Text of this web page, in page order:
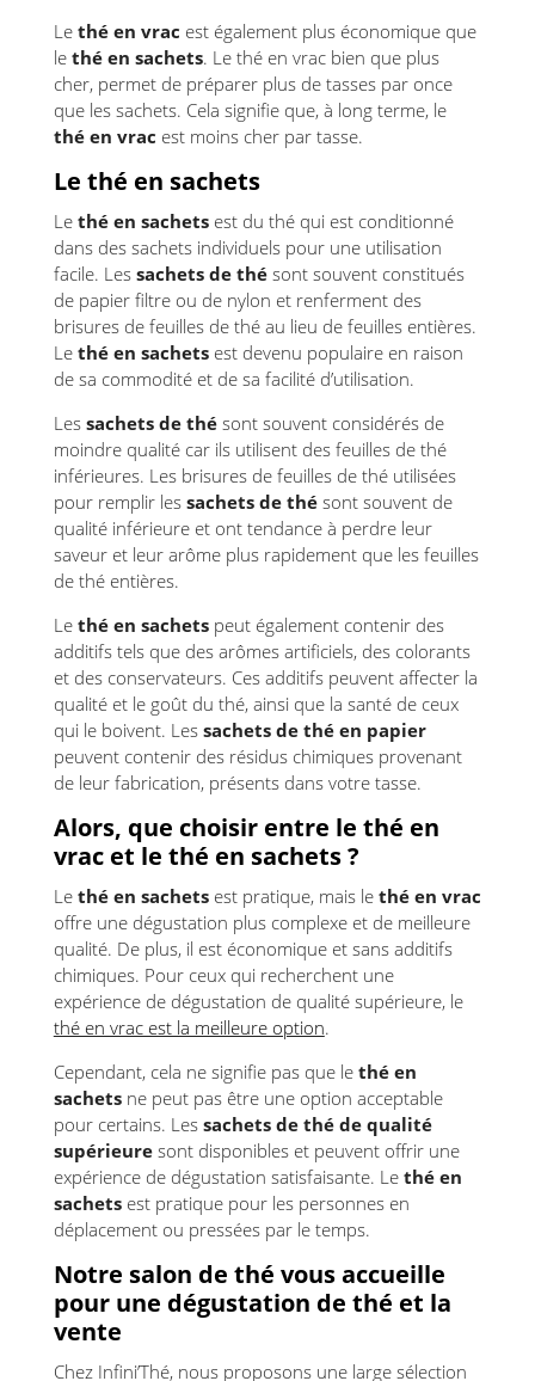
Le thé en vrac est également plus économique que
le thé en sachets. Le thé en vrac bien que plus
cher, permet de préparer plus de tasses par once
que les sachets. Cela signifie que, à long terme, le
thé en vrac est moins cher par tasse.
Le thé en sachets
Le thé en sachetsest du thé qui est conditionné
dans des sachets individuels pour une utilisation
facile. Les sachets de thésont souvent constitués
de papier filtre ou de nylon et renferment des
brisures de feuilles de thé au lieu de feuilles entières.
Le thé en sachetsest devenu populaire en raison
de sa commodité et de sa facilité d’utilisation.
Les sachets de thésont souvent considérés de
moindre qualité car ils utilisent des feuilles de thé
inférieures. Les brisures de feuilles de thé utilisées
pour remplir les sachets de thésont souvent de
qualité inférieure et ont tendance à perdre leur
saveur et leur arôme plus rapidement que les feuilles
de thé entières.
Le thé en sachetspeut également contenir des
additifs tels que des arômes artificiels, des colorants
et des conservateurs. Ces additifs peuvent affecter la
qualité et le goût du thé, ainsi que la santé de ceux
qui le boivent. Les sachets de thé en papier
peuvent contenir des résidus chimiques provenant
de leur fabrication, présents dans votre tasse.
Alors, que choisir entre le thé en
vrac et le thé en sachets ?
Le thé en sachetsest pratique, mais lethé en vrac
offre une dégustation plus complexe et de meilleure
qualité. De plus, il est économique et sans additifs
chimiques. Pour ceux qui recherchent une
expérience de dégustation de qualité supérieure, le
thé en vrac est la meilleure option.
Cependant, cela ne signifie pas que lethé en
sachetsne peut pas être une option acceptable
pour certains. Les sachets de thé de qualité
supérieuresont disponibles et peuvent offrir une
expérience de dégustation satisfaisante. Le thé en
sachetsest pratique pour les personnes en
déplacement ou pressées par le temps.
Notre salon de thé vous accueille
pour une dégustation de thé et la
vente
Chez Infini’Thé, nous proposons une large sélection